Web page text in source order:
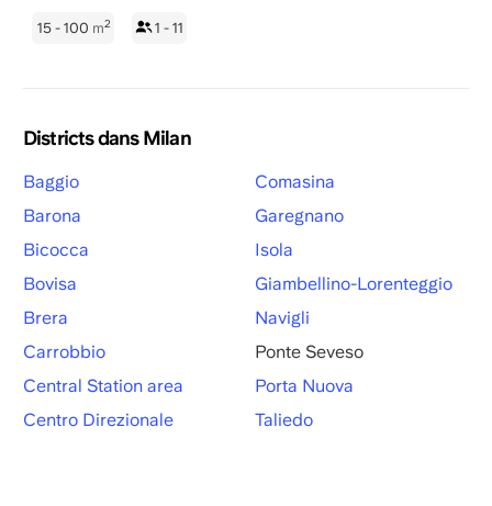
15 - 100 m2 1 - 11
Districts dans Milan
Baggio
Barona
Bicocca
Bovisa
Brera
Carrobbio
Central Station area
Centro Direzionale
Comasina
Garegnano
Isola
Giambellino-Lorenteggio
Navigli
Ponte Seveso
Porta Nuova
Taliedo